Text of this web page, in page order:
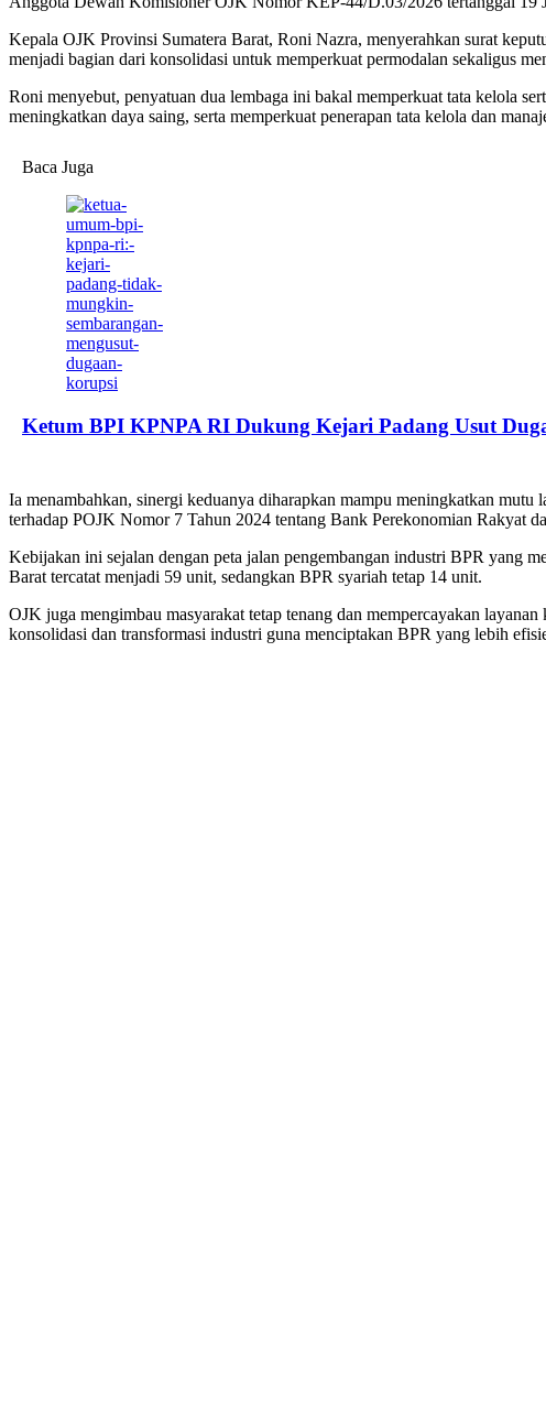
Kepala OJK Provinsi Sumatera Barat, Roni Nazra, menyerahkan surat
menjadi bagian dari konsolidasi untuk memperkuat permodalan sekaligus
Roni menyebut, penyatuan dua lembaga ini bakal memperkuat tata kelola
meningkatkan daya saing, serta memperkuat penerapan tata kelola dan
Baca Juga
Ketum BPI KPNPA RI Dukung Kejari Padang Usut
Ia menambahkan, sinergi keduanya diharapkan mampu meningkatkan mutu
terhadap POJK Nomor 7 Tahun 2024 tentang Bank Perekonomian Rakyat
Kebijakan ini sejalan dengan peta jalan pengembangan industri BPR yang
Barat tercatat menjadi 59 unit, sedangkan BPR syariah tetap 14 unit.
OJK juga mengimbau masyarakat tetap tenang dan mempercayakan
konsolidasi dan transformasi industri guna menciptakan BPR yang lebih